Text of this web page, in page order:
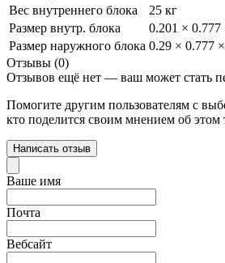
Вес внутреннего блока
25 кг
Размер внутр. блока
0.201 ×
Размер наружного блока 0.29 × 0.777
Отзывы (0)
Отзывов ещё нет — ваш может стать
Помогите другим пользователям с
кто поделится своим мнением об этом
Написать отзыв
Ваше имя
Почта
Вебсайт